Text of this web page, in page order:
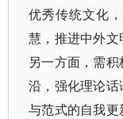
优秀传统文化
慧，推进中外文
另一方面，需
沿，强化理论
与范式的自我